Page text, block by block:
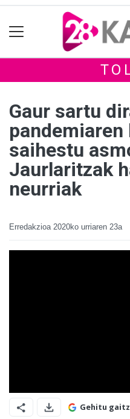
Gaur sartu
pandemiaren
saihestu
Jaurlaritzak
neurriak
Erredakzioa 2020ko urriaren 23a
Gehitu